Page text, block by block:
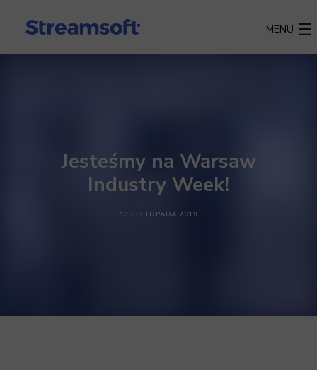
MENU
Jesteśmy na Warsaw
Industry Week!
13 LISTOPADA 2019